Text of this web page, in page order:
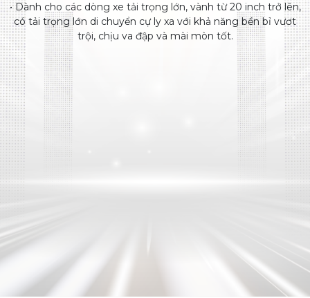
• Dành cho các dòng xe tải trọng lớn, vành từ 20 inch trở lên,
có tải trọng lớn di chuyển cự ly xa với khả năng bền bỉ vươt
trội, chịu va đập và mài mòn tốt.